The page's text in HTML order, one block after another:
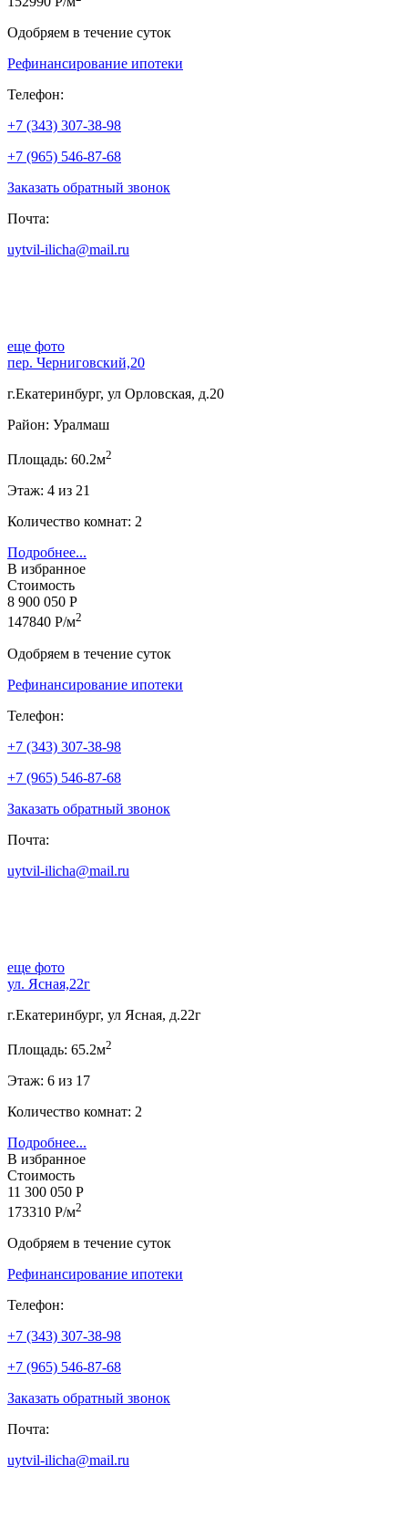
Одобряем в течение суток
Рефинансирование ипотеки
Телефон:
+7 (343) 307-38-98
+7 (965) 546-87-68
Заказать обратный звонок
Почта:
uytvil-ilicha@mail.ru
еще фото
пер. Черниговский,20
г.Екатеринбург, ул Орловская, д.20
Район: Уралмаш
Площадь: 60.2м2
Этаж: 4 из 21
Количество комнат: 2
Подробнее...
В избранное
Стоимость
8 900 050 Р
147840 Р/м2
Одобряем в течение суток
Рефинансирование ипотеки
Телефон:
+7 (343) 307-38-98
+7 (965) 546-87-68
Заказать обратный звонок
Почта:
uytvil-ilicha@mail.ru
еще фото
ул. Ясная,22г
г.Екатеринбург, ул Ясная, д.22г
Площадь: 65.2м2
Этаж: 6 из 17
Количество комнат: 2
Подробнее...
В избранное
Стоимость
11 300 050 Р
173310 Р/м2
Одобряем в течение суток
Рефинансирование ипотеки
Телефон:
+7 (343) 307-38-98
+7 (965) 546-87-68
Заказать обратный звонок
Почта:
uytvil-ilicha@mail.ru